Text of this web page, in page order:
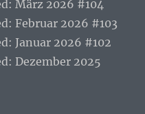
März 2026 #104
Februar 2026 #103
Januar 2026 #102
Dezember 2025